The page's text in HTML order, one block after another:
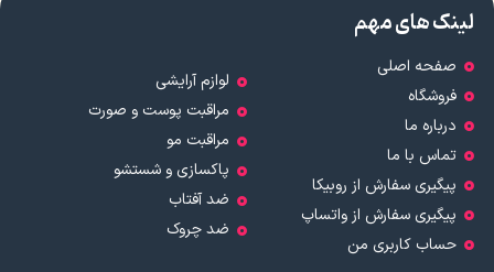
لینک های مهم
صفحه اصلی
فروشگاه
درباره ما
تماس با ما
پیگیری سفارش از روبیکا
پیگیری سفارش از واتساپ
حساب کاربری من
لوازم آرایشی
مراقبت پوست و صورت
مراقبت مو
پاکسازی و شستشو
ضد آفتاب
ضد چروک